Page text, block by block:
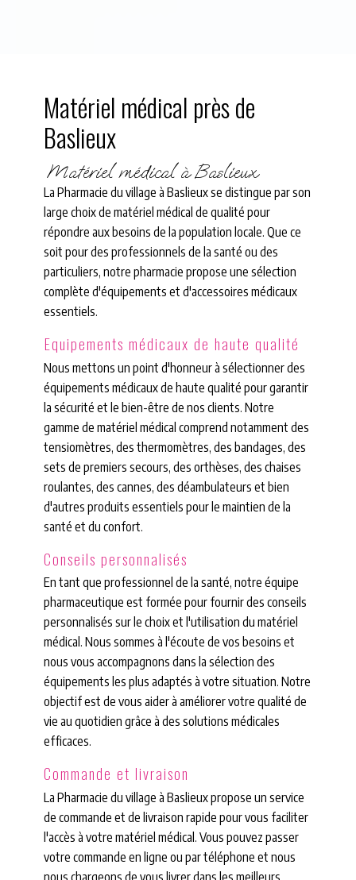
Matériel médical près de
Baslieux
Matériel médical à Baslieux
La Pharmacie du village à Baslieux se distingue par son
large choix de matériel médical de qualité pour
répondre aux besoins de la population locale. Que ce
soit pour des professionnels de la santé ou des
particuliers, notre pharmacie propose une sélection
complète d'équipements et d'accessoires médicaux
essentiels.
Equipements médicaux de haute qualité
Nous mettons un point d'honneur à sélectionner des
équipements médicaux de haute qualité pour garantir
la sécurité et le bien-être de nos clients. Notre
gamme de matériel médical comprend notamment des
tensiomètres, des thermomètres, des bandages, des
sets de premiers secours, des orthèses, des chaises
roulantes, des cannes, des déambulateurs et bien
d'autres produits essentiels pour le maintien de la
santé et du confort.
Conseils personnalisés
En tant que professionnel de la santé, notre équipe
pharmaceutique est formée pour fournir des conseils
personnalisés sur le choix et l'utilisation du matériel
médical. Nous sommes à l'écoute de vos besoins et
nous vous accompagnons dans la sélection des
équipements les plus adaptés à votre situation. Notre
objectif est de vous aider à améliorer votre qualité de
vie au quotidien grâce à des solutions médicales
efficaces.
Commande et livraison
La Pharmacie du village à Baslieux propose un service
de commande et de livraison rapide pour vous faciliter
l'accès à votre matériel médical. Vous pouvez passer
votre commande en ligne ou par téléphone et nous